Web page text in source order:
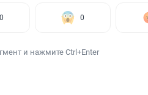
0 0
и нажмите Ctrl+Enter